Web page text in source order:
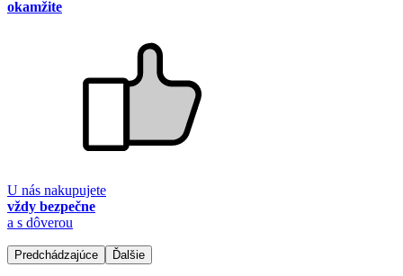
okamžite
U nás nakupujete
vždy bezpečne
a s dôverou
Predchádzajúce Ďalšie